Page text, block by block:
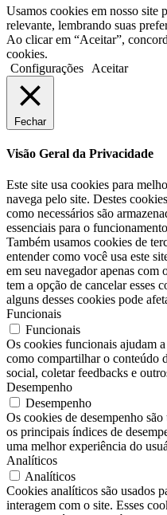
Usamos cookies em nosso site
relevante, lembrando suas
Ao clicar em “Aceitar”,
cookies.
Configurações
Aceitar
Fechar
Visão Geral da Privacidade
Este site usa cookies para
navega pelo site. Destes
como necessários são
essenciais para o
Também usamos cookies de
entender como você usa este
em seu navegador apenas com
tem a opção de cancelar esses
alguns desses cookies pode
Funcionais
Funcionais
Os cookies funcionais ajudam
como compartilhar o conteúdo
social, coletar feedbacks e
Desempenho
Desempenho
Os cookies de desempenho
os principais índices de
uma melhor experiência do
Analíticos
Analíticos
Cookies analíticos são usados
interagem com o site. Esses